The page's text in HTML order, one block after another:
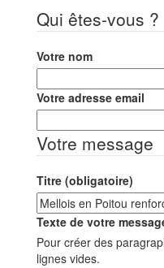
Qui êtes-vous ?
Votre nom
Votre adresse email
Votre message
Titre (obligatoire)
Texte de votre
Pour créer des
lignes vides.